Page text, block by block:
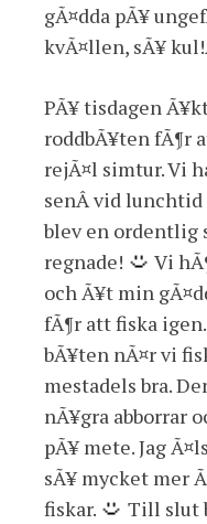
gÃ¤dda pÃ¥
kvÃ¤llen, sÃ¥
PÃ¥ tisdagen
roddbÃ¥ten fÃ¶r
rejÃ¤l simtur. Vi
senÂ vid lunchtid
blev en ordentlig
regnade!
Vi
och Ã¥t min
fÃ¶r att fiska
bÃ¥ten nÃ¤r vi
mestadels bra.
nÃ¥gra abborrar
pÃ¥ mete. Jag
sÃ¥ mycket mer
fiskar.
Till slut